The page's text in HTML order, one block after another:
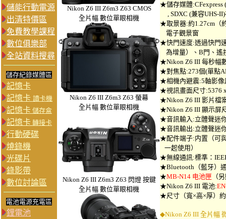
儲能行動電源
出清特價區
免費教學課程
數位俱樂部
全站資料搜尋
儲存紀錄媒體區
記憶卡
記憶卡 讀卡機
記憶卡 儲存盒
記憶卡 轉接卡
行動硬碟
燒錄機
光碟片
錄影帶
數位討論區
電池電源充電區
鋰電池
Nikon Z6 III Z6m3 Z63 CMOS
全片幅 數位單眼相機
Nikon Z6 III Z6m3 Z63 螢幕
全片幅 數位單眼相機
Nikon Z6 III Z6m3 Z63 閃燈 按鍵
全片幅 數位單眼相機
★儲存媒體:CFexpress
, SDXC (兼容UHS-
★取景器:約1.27cm（
電子觀景窗
★快門速度:透過快門
為增量）、B門、遙
★Nikon Z6 III 每秒幅
★對焦點:273個(單點
★相機內避震:5軸影像
★視訊畫面尺寸:5376
★Nikon Z6 III 影片檔
★Nikon Z6 III 顯示屏
★音訊輸入:立體聲迷
★音訊輸出:立體聲迷
★配件端子:内置（可
一起使用）
★無線通訊:標準：
★Bluetooth（藍牙）
★MB-N14 电池匣 （
★Nikon Z6 III 電池:
★尺寸（寬×高×厚）約
◆Nikon Z6 III 全片幅